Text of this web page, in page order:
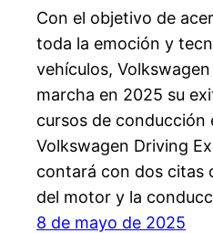
Con el objetivo de
toda la emoción y
vehículos,
marcha en 2025 su
cursos de conducción
Volkswagen Driving
contará con dos citas
del motor y la
8 de mayo de 2025